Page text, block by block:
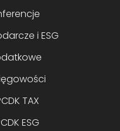
i ESG
TAX
ESG